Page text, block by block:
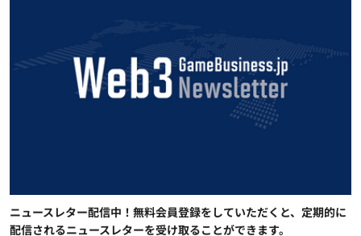
ニュースレター配信中！無料会員登録をしていただくと、定期的に
配信されるニュースレターを受け取ることができます。